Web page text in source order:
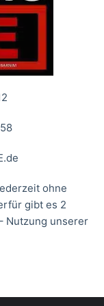
ohne
gibt es 2
Nutzung unserer